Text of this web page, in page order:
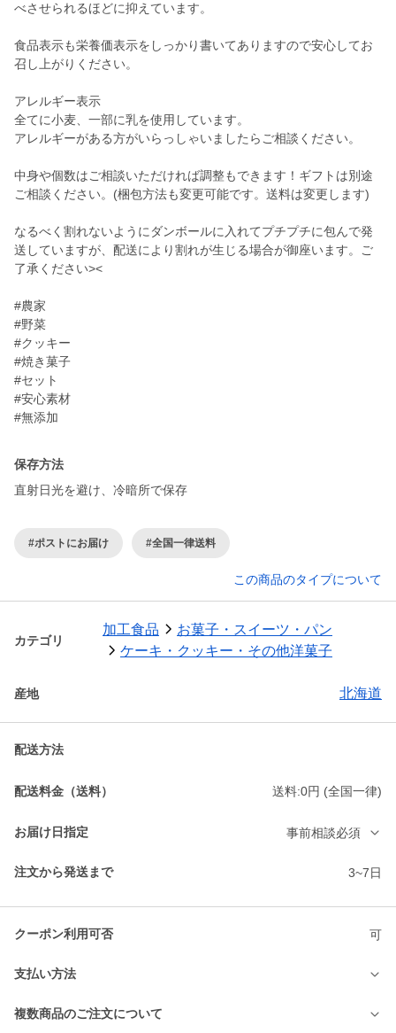
べさせられるほどに抑えています。
食品表示も栄養価表示をしっかり書いてありますので安心してお
召し上がりください。
アレルギー表示
全てに小麦、一部に乳を使用しています。
アレルギーがある方がいらっしゃいましたらご相談ください。
中身や個数はご相談いただければ調整もできます！ギフトは別途
ご相談ください。(梱包方法も変更可能です。送料は変更します)
なるべく割れないようにダンボールに入れてプチプチに包んで発
送していますが、配送により割れが生じる場合が御座います。ご
了承ください><
#農家
#野菜
#クッキー
#焼き菓子
#セット
#安心素材
#無添加
保存方法
直射日光を避け、冷暗所で保存
#ポストにお届け #全国一律送料
この商品のタイプについて
カテゴリ
加工食品
お菓子・スイーツ・パン
ケーキ・クッキー・その他洋菓子
産地 北海道
配送方法
配送料金（送料） 送料:0円 (全国一律)
お届け日指定 事前相談必須
注文から発送まで 3~7日
クーポン利用可否 可
支払い方法
複数商品のご注文について